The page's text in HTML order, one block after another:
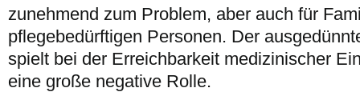
zunehmend zum Problem, aber auch für
pflegebedürftigen Personen. Der
spielt bei der Erreichbarkeit medizinischer
eine große negative Rolle.